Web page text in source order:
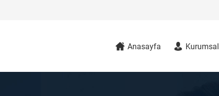
Anasayfa Kurumsal